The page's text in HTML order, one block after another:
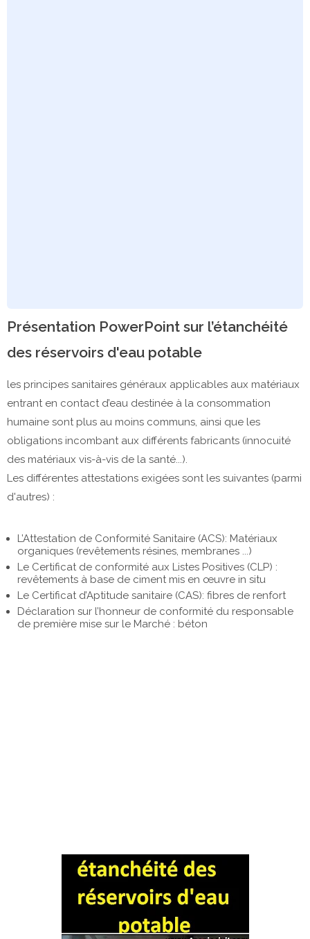
Présentation PowerPoint sur l’étanchéité
des réservoirs d'eau potable
les principes sanitaires généraux applicables aux matériaux
entrant en contact d’eau destinée à la consommation
humaine sont plus au moins communs, ainsi que les
obligations incombant aux différents fabricants (innocuité
des matériaux vis-à-vis de la santé...).
Les différentes attestations exigées sont les suivantes (parmi
d'autres) :
L’Attestation de Conformité Sanitaire (ACS): Matériaux
organiques (revêtements résines, membranes ...)
Le Certificat de conformité aux Listes Positives (CLP) :
revêtements à base de ciment mis en œuvre in situ
Le Certificat d’Aptitude sanitaire (CAS): fibres de renfort
Déclaration sur l’honneur de conformité du responsable
de première mise sur le Marché : béton